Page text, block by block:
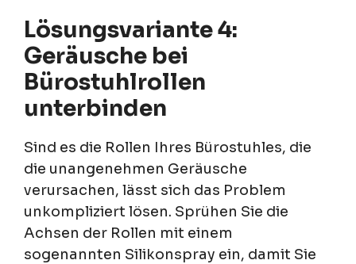
Lösungsvariante 4:
Geräusche bei
Bürostuhlrollen
unterbinden
Sind es die Rollen Ihres Bürostuhles, die
die unangenehmen Geräusche
verursachen, lässt sich das Problem
unkompliziert lösen. Sprühen Sie die
Achsen der Rollen mit einem
sogenannten Silikonspray ein, damit Sie